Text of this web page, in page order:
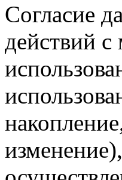
Согласие
действий